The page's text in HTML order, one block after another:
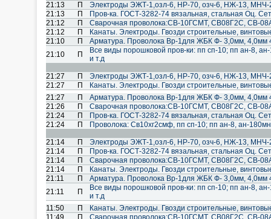
21:13 П
Электроды ЭЖТ-1,озл-6, НР-70, озч-6, НЖ-13, МНЧ-
21:13
П
Пров-ка. ГОСТ-3282-74 вязальная, стальная Оц.
21:12
П
Cварочная проволока:СВ-10ГСМТ, СВ08Г2С, СВ-
21:12
П
Канаты. Электроды. Гвозди строительные,
21:10
П
Арматура. Проволока Вр-1для ЖБК Ф- 3,0мм, 4,0мм
21:10
П
Все виды порошковой пров-ки: пп сп-10; пп ан-8,
и т.д
21:27 П
Электроды ЭЖТ-1,озл-6, НР-70, озч-6, НЖ-13, МНЧ-
21:27
П
Канаты. Электроды. Гвозди строительные,
21:27
П
Арматура. Проволока Вр-1для ЖБК Ф- 3,0мм, 4,0мм
21:26
П
Cварочная проволока:СВ-10ГСМТ, СВ08Г2С, СВ-
21:24
П
Пров-ка. ГОСТ-3282-74 вязальная, стальная Оц.
21:24
П Проволока: Св10хг2смф, пп сп-10; пп ан-8, ан-
21:14 П
Электроды ЭЖТ-1,озл-6, НР-70, озч-6, НЖ-13, МНЧ-
21:14
П
Пров-ка. ГОСТ-3282-74 вязальная, стальная Оц.
21:14
П
Cварочная проволока:СВ-10ГСМТ, СВ08Г2С, СВ-
21:14
П
Канаты. Электроды. Гвозди строительные,
21:11
П
Арматура. Проволока Вр-1для ЖБК Ф- 3,0мм, 4,0мм
21:11
П
Все виды порошковой пров-ки: пп сп-10; пп ан-8,
и т.д
11:50
П
Канаты. Электроды. Гвозди строительные,
11:49
П Cварочная проволока:СВ-10ГСМТ, СВ08Г2С, СВ-